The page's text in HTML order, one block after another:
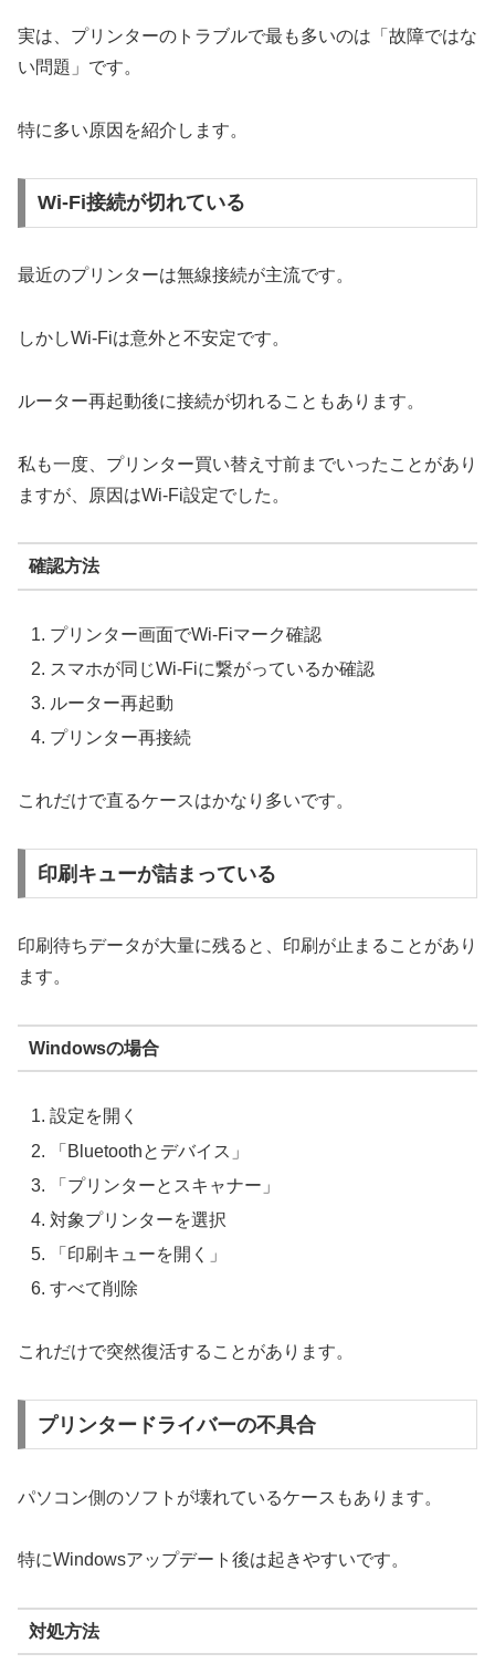
実は、プリンターのトラブルで最も多いのは「故障ではな
い問題」です。
特に多い原因を紹介します。
Wi-Fi接続が切れている
最近のプリンターは無線接続が主流です。
しかしWi-Fiは意外と不安定です。
ルーター再起動後に接続が切れることもあります。
私も一度、プリンター買い替え寸前までいったことがあり
ますが、原因はWi-Fi設定でした。
確認方法
プリンター画面でWi-Fiマーク確認
スマホが同じWi-Fiに繋がっているか確認
ルーター再起動
プリンター再接続
これだけで直るケースはかなり多いです。
印刷キューが詰まっている
印刷待ちデータが大量に残ると、印刷が止まることがあり
ます。
Windowsの場合
設定を開く
「Bluetoothとデバイス」
「プリンターとスキャナー」
対象プリンターを選択
「印刷キューを開く」
すべて削除
これだけで突然復活することがあります。
プリンタードライバーの不具合
パソコン側のソフトが壊れているケースもあります。
特にWindowsアップデート後は起きやすいです。
対処方法